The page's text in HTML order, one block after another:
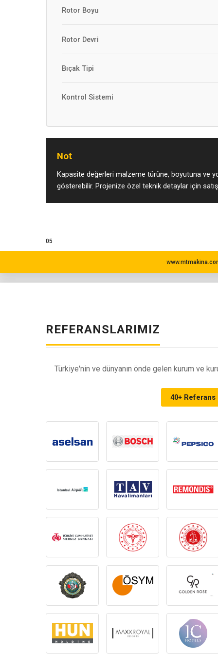
Rotor Boyu
Rotor Devri
Bıçak Tipi
Kontrol Sistemi
Not
Kapasite değerleri malzeme türüne, boyutuna ve
gösterebilir. Projenize özel teknik detaylar için
05
REFERANSLARIMIZ
Türkiye'nin ve dünyanın önde gelen kurum ve
40+ Referans